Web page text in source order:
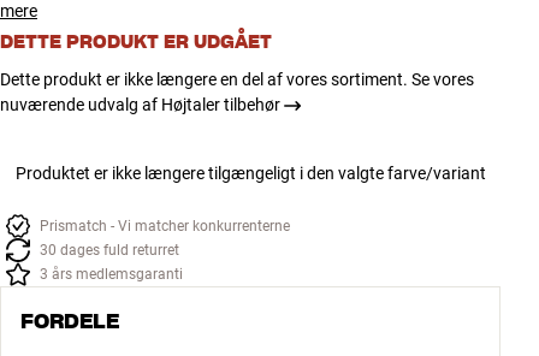
Find Butik
Kundeservice
Kundeservice
Byg med Lyd
mere
DETTE PRODUKT ER UDGÅET
Dette produkt er ikke længere en del af vores sortiment. Se vores
nuværende udvalg af Højtaler tilbehør
Produktet er ikke længere tilgængeligt i den valgte farve/variant
Prismatch - Vi matcher konkurrenterne
30 dages fuld returret
3 års medlemsgaranti
FORDELE